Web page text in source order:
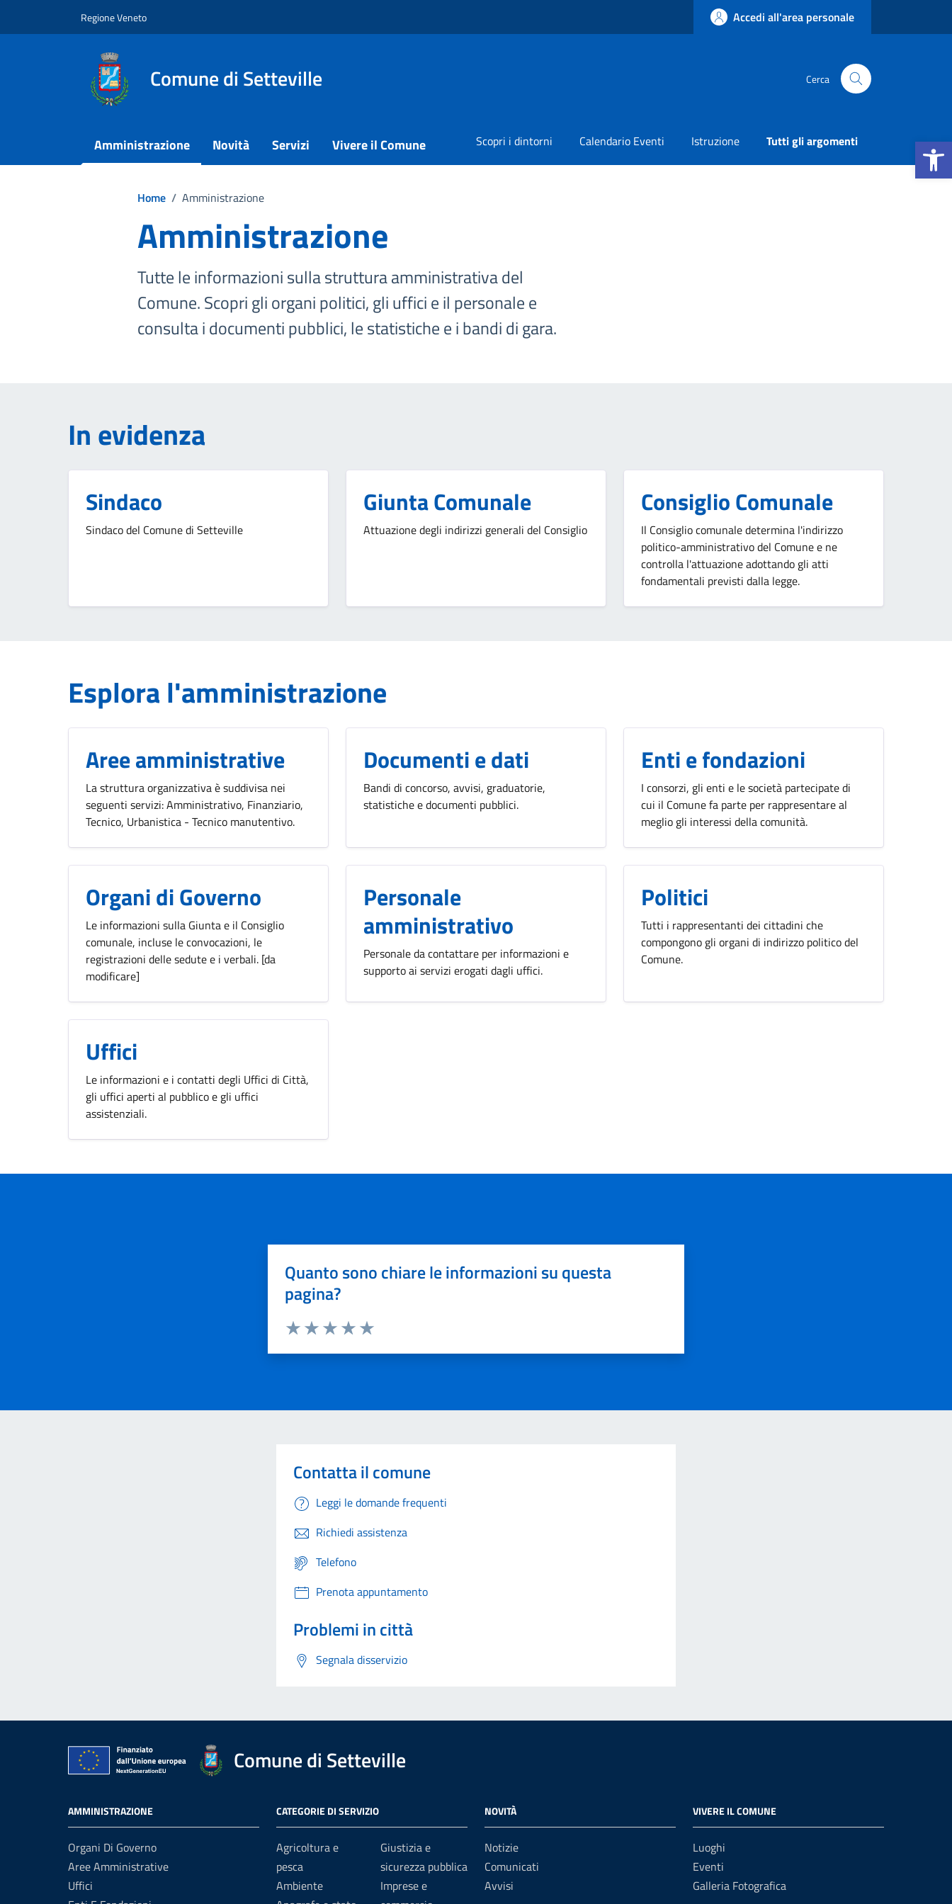
Apri la
Regione Veneto Accedi all'area personale
Comune di Setteville Cerca
Amministrazione Novità Servizi Vivere il Comune Scopri i dintorni Calendario Eventi Istruzione Tutti gli argomenti
Home / Amministrazione
Amministrazione
Tutte le informazioni sulla struttura amministrativa del
Comune. Scopri gli organi politici, gli uffici e il personale e
consulta i documenti pubblici, le statistiche e i bandi di gara.
In evidenza
Sindaco
Sindaco del Comune di Setteville
Giunta Comunale
Attuazione degli indirizzi generali del Consiglio
Consiglio Comunale
Il Consiglio comunale determina l'indirizzo
politico-amministrativo del Comune e ne
controlla l'attuazione adottando gli atti
fondamentali previsti dalla legge.
Esplora l'amministrazione
Aree amministrative
La struttura organizzativa è suddivisa nei
seguenti servizi: Amministrativo, Finanziario,
Tecnico, Urbanistica - Tecnico manutentivo.
Documenti e dati
Bandi di concorso, avvisi, graduatorie,
statistiche e documenti pubblici.
Enti e fondazioni
I consorzi, gli enti e le società partecipate di
cui il Comune fa parte per rappresentare al
meglio gli interessi della comunità.
Organi di Governo
Le informazioni sulla Giunta e il Consiglio
comunale, incluse le convocazioni, le
registrazioni delle sedute e i verbali. [da
modificare]
Personale
amministrativo
Personale da contattare per informazioni e
supporto ai servizi erogati dagli uffici.
Politici
Tutti i rappresentanti dei cittadini che
compongono gli organi di indirizzo politico del
Comune.
Uffici
Le informazioni e i contatti degli Uffici di Città,
gli uffici aperti al pubblico e gli uffici
assistenziali.
Quanto sono chiare le informazioni su questa
pagina?
Contatta il comune
Leggi le domande frequenti
Richiedi assistenza
Telefono
Prenota appuntamento
Problemi in città
Segnala disservizio
Comune di Setteville
AMMINISTRAZIONE
Organi Di Governo
Aree Amministrative
Uffici
CATEGORIE DI SERVIZIO
Agricoltura e
pesca
Ambiente
Giustizia e
sicurezza pubblica
Imprese e
NOVITÀ
Notizie
Comunicati
Avvisi
VIVERE IL COMUNE
Luoghi
Eventi
Galleria Fotografica